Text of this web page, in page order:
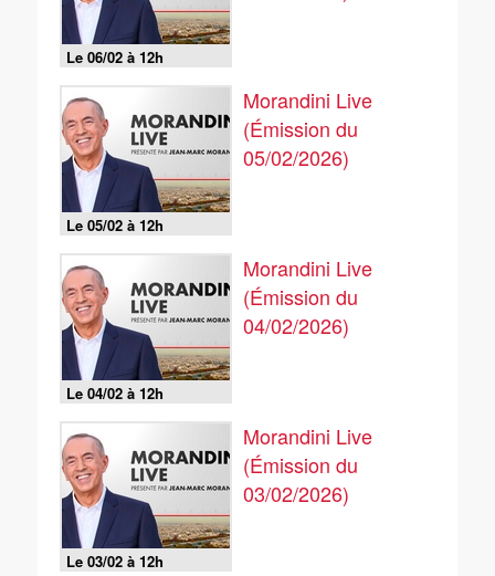
Le 06/02 à 12h
Le 05/02 à 12h
Morandini Live
(Émission du
05/02/2026)
Le 04/02 à 12h
Morandini Live
(Émission du
04/02/2026)
Le 03/02 à 12h
Morandini Live
(Émission du
03/02/2026)